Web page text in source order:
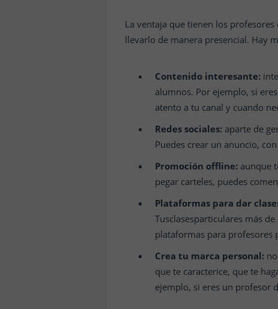
La ventaja que tienen los
llevarlo de manera presencial. Hay
Contenido interesante:
alumnos. Por ejemplo, si
atento a tu canal y cuando
Redes sociales: aparte de
Puedes crear un anuncio,
Promoción offline: aunque
pegar carteles, puedes
Plataformas para dar
Tusclasesparticulares más
plataformas para profesores
Crea tu marca personal:
que te caracterice, que te
ejemplo, si eres un profesor